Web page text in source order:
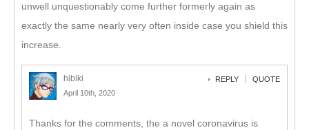
unwell unquestionably come further formerly again as
exactly the same nearly very often inside case you shield this
increase.
hibiki
April 10th, 2020
REPLY QUOTE
Thanks for the comments, the a novel coronavirus is